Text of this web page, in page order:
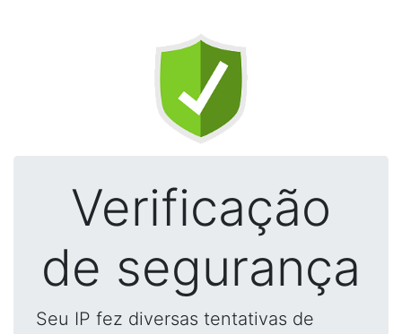
Verificação
de segurança
Seu IP fez diversas tentativas de